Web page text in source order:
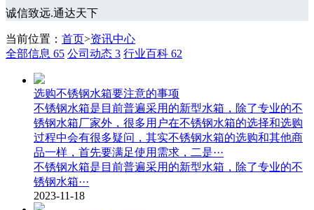
诚信致远.通达天下
当前位置： 首页>资讯中心
全部信息 65 公司动态 3 行业百科 62
选购不锈钢水箱要注意的事项
不锈钢水箱是目前普遍采用的新型水箱，除了专业的不
锈钢水箱厂家外，很多用户在不锈钢水箱的选择和选购
过程中会有很多疑问，其实不锈钢水箱的选购和其他商
品一样，首先要满足使用需求，二是···
不锈钢水箱是目前普遍采用的新型水箱，除了专业的不
锈钢水箱···
2023-11-18